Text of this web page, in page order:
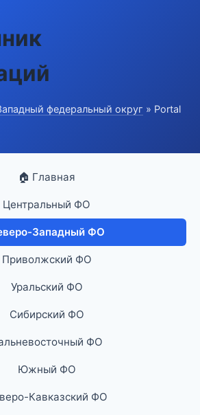
федеральный округ » Portal
🏠 Главная
Центральный ФО
Западный ФО
Приволжский ФО
Уральский ФО
Сибирский ФО
ФО
Южный ФО
Кавказский ФО